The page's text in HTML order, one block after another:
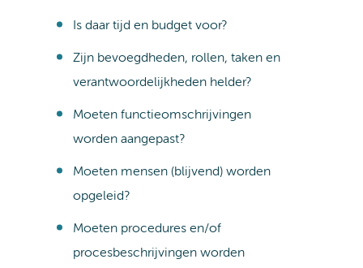
Is daar tijd en budget voor?
Zijn bevoegdheden, rollen, taken en
verantwoordelijkheden helder?
Moeten functieomschrijvingen
worden aangepast?
Moeten mensen (blijvend) worden
opgeleid?
Moeten procedures en/of
procesbeschrijvingen worden